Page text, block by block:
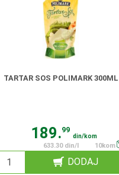
TARTAR SOS POLIMARK 300ML
189.99
din/kom
633.30 din/l
10kom
DODAJ